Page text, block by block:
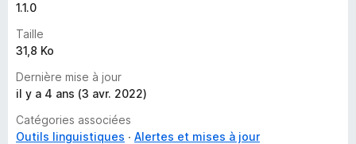
1.1.0
Taille
31,8 Ko
Dernière mise à jour
il y a 4 ans (3 avr. 2022)
Catégories associées
Outils linguistiques
Alertes et mises à jour